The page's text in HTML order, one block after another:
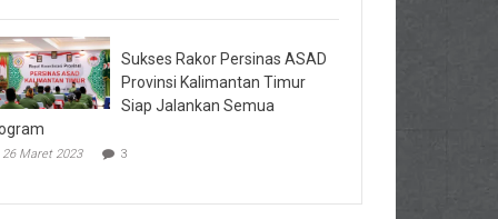
Sukses Rakor Persinas ASAD
Provinsi Kalimantan Timur
Siap Jalankan Semua
26 Maret 2023 3